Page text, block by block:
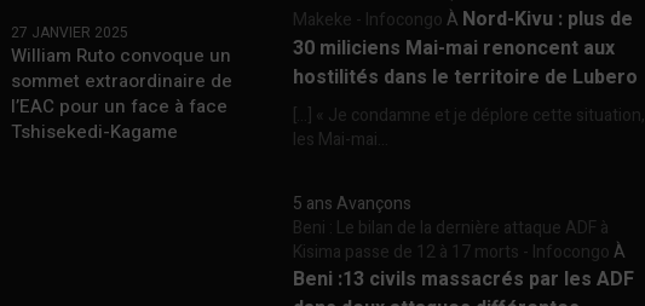
27 JANVIER 2025
William Ruto convoque un
sommet extraordinaire de
l’EAC pour un face à face
Tshisekedi-Kagame
Makeke - InfocongoÀ Nord-Kivu : plus de
30 miliciens Mai-mai renoncent aux
hostilités dans le territoire de Lubero
[…] « Je condamne et je déplore cette situation,
les Mai-mai...
5 ans Avançons
Beni : Le bilan de la dernière attaque ADF à
Kisima passe de 12 à 17 morts - InfocongoÀ
Beni :13 civils massacrés par les ADF